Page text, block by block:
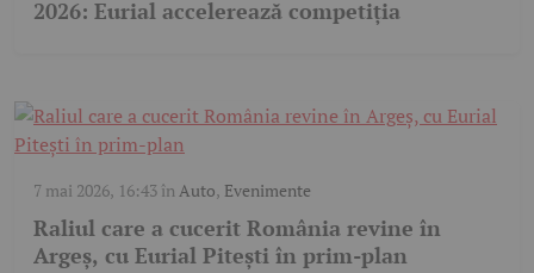
2026: Eurial accelerează competiția
7 mai 2026, 16:43 înAuto, Evenimente
Raliul care a cucerit România revine în
Argeș, cu Eurial Pitești în prim-plan